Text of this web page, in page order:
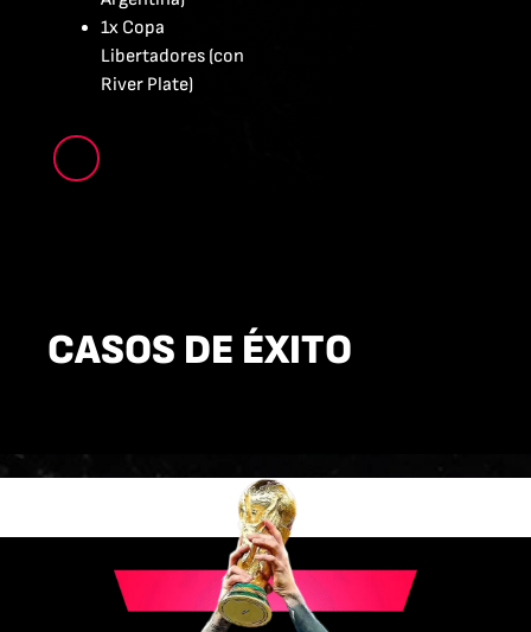
1x Copa
Libertadores (con
River Plate)
CASOS DE ÉXITO